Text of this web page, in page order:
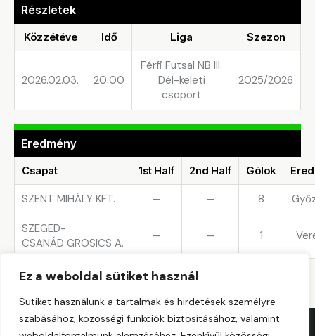
Ez a weboldal sütiket használ
Sütiket használunk a tartalmak és hirdetések személyre
szabásához, közösségi funkciók biztosításához, valamint
Részletek
Közzétéve Idő Liga Szezon
2026.02.03. 20:00
Férfi Futsal NB III.
Dél-keleti
csoport
2025/2026
Eredmény
Csapat 1st Half 2nd Half Gólok
SZENT MIHÁLY KFT. — — 8
SZEGED-
CSANÁD GROSICS A.
— — 1
Copyright © 2026. All rights reserved.